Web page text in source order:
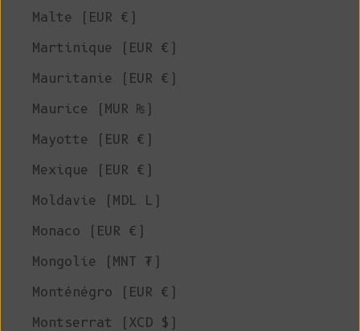
Malte (EUR €)
Martinique (EUR €)
Mauritanie (EUR €)
Maurice (MUR ₨)
Mayotte (EUR €)
Mexique (EUR €)
Moldavie (MDL L)
Monaco (EUR €)
Mongolie (MNT ₮)
Monténégro (EUR €)
Montserrat (XCD $)